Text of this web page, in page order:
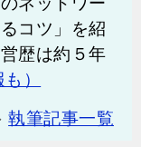
コツ」を紹
歴は約５年
）
執筆記事一覧